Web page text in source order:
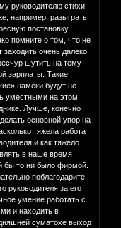
руководителю стихи
например, разыграть
постановку.
помните о том, что не
заходить очень далеко
шутить на тему
зарплаты. Такие
намеки будут не
уместными на этом
Лучше, конечно
основной упор на
тяжела работа
и как тяжело
в наше время
бы то ни было фирмой.
поблагодарите
руководителя за его
умение работать с
и находить в
суматохе выход